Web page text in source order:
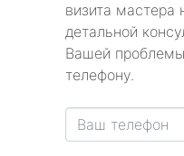
визита мастера
детальной
Вашей
телефону.